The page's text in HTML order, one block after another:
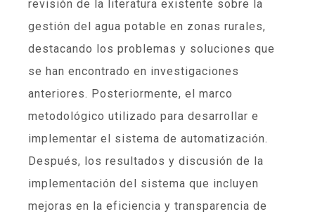
revisión de la literatura existente sobre la
gestión del agua potable en zonas rurales,
destacando los problemas y soluciones que
se han encontrado en investigaciones
anteriores. Posteriormente, el marco
metodológico utilizado para desarrollar e
implementar el sistema de automatización.
Después, los resultados y discusión de la
implementación del sistema que incluyen
mejoras en la eficiencia y transparencia de